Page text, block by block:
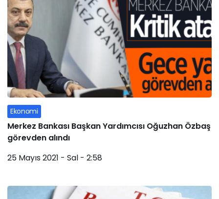
Ekonomi
Merkez Bankası Başkan Yardımcısı Oğuzhan Özbaş
görevden alındı
25 Mayıs 2021 - Sal - 2:58